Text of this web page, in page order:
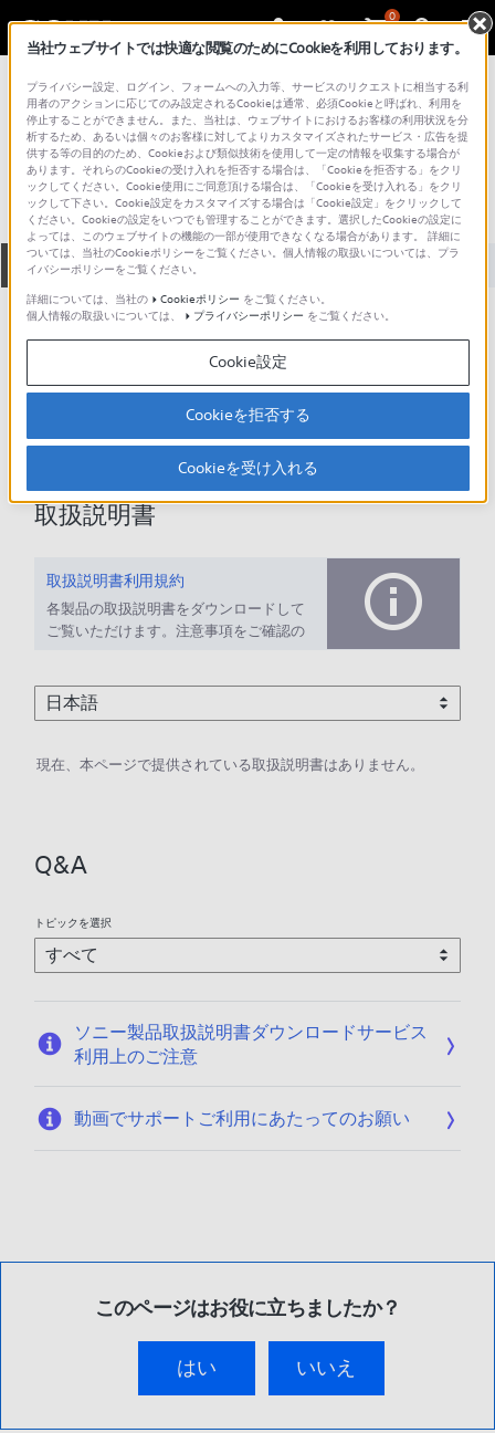
0
総合サポート・お問い合わせ プロフェッショナル／業務用
BVH-2830
全て ダウンロード 取扱説明書 Q&A
ダウンロード
現在、本ページで提供されているアップデート情報はありませ
取扱説明書
取扱説明書利用規約
各製品の取扱説明書をダウンロードして
ご覧いただけます。注意事項をご確認の
現在、本ページで提供されている取扱説明書はありません。
Q&A
トピックを選択
ソニー製品取扱説明書ダウンロードサービス
利用上のご注意
動画でサポートご利用にあたってのお願い
このページはお役に立ちましたか？
はい いいえ
当社ウェブサイトでは快適な閲覧のためにCookieを利用しております。
プライバシー設定、ログイン、フォームへの入力等、サービスのリクエストに相当する利
用者のアクションに応じてのみ設定されるCookieは通常、必須Cookieと呼ばれ、利用を
停止することができません。また、当社は、ウェブサイトにおけるお客様の利用状況を分
析するため、あるいは個々のお客様に対してよりカスタマイズされたサービス・広告を提
供する等の目的のため、Cookieおよび類似技術を使用して一定の情報を収集する場合が
あります。それらのCookieの受け入れを拒否する場合は、「Cookieを拒否する」をクリ
ックしてください。Cookie使用にご同意頂ける場合は、「Cookieを受け入れる」をクリ
ックして下さい。Cookie設定をカスタマイズする場合は「Cookie設定」をクリックして
ください。Cookieの設定をいつでも管理することができます。選択したCookieの設定に
よっては、このウェブサイトの機能の一部が使用できなくなる場合があります。 詳細に
ついては、当社のCookieポリシーをご覧ください。個人情報の取扱いについては、プラ
イバシーポリシーをご覧ください。
詳細については、当社の
Cookieポリシー をご覧ください。
個人情報の取扱いについては、
プライバシーポリシー をご覧ください。
Cookie設定
Cookieを拒否する
Cookieを受け入れる